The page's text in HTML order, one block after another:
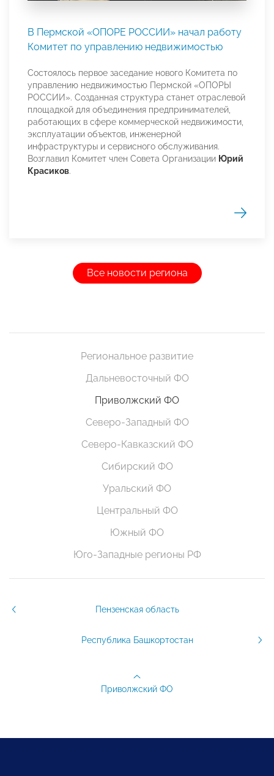
В Пермской «ОПОРЕ РОССИИ» начал работу
Комитет по управлению недвижимостью
Состоялось первое заседание нового Комитета по
управлению недвижимостью Пермской «ОПОРЫ
РОССИИ». Созданная структура станет отраслевой
площадкой для объединения предпринимателей,
работающих в сфере коммерческой недвижимости,
эксплуатации объектов, инженерной
инфраструктуры и сервисного обслуживания.
Возглавил Комитет член Совета Организации Юрий
Красиков.
Все новости региона
Региональное развитие
Дальневосточный ФО
Приволжский ФО
Северо-Западный ФО
Северо-Кавказский ФО
Сибирский ФО
Уральский ФО
Центральный ФО
Южный ФО
Юго-Западные регионы РФ
Пензенская область
Республика Башкортостан
Приволжский ФО